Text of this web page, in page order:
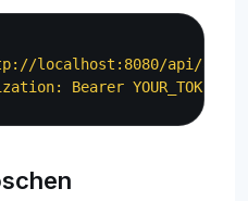
localhost:8080/api/admin/
Bearer YOUR_TOKEN"